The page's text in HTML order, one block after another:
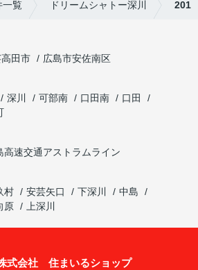
一覧 ドリームシャトー深川 201
田市
広島市安佐南区
深川 可部南 口田南
口田
高速交通アストラムライン
村 安芸矢口 下深川
中島
原 上深川
式会社 住まいるショップ